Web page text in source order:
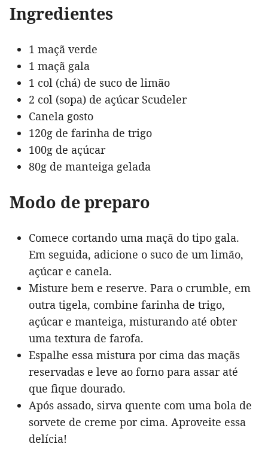
Ingredientes
1 maçã verde
1 maçã gala
1 col (chá) de suco de limão
2 col (sopa) de açúcar Scudeler
Canela gosto
120g de farinha de trigo
100g de açúcar
80g de manteiga gelada
Modo de preparo
Comece cortando uma maçã do tipo gala.
Em seguida, adicione o suco de um limão,
açúcar e canela.
Misture bem e reserve. Para o crumble, em
outra tigela, combine farinha de trigo,
açúcar e manteiga, misturando até obter
uma textura de farofa.
Espalhe essa mistura por cima das maçãs
reservadas e leve ao forno para assar até
que fique dourado.
Após assado, sirva quente com uma bola de
sorvete de creme por cima. Aproveite essa
delícia!